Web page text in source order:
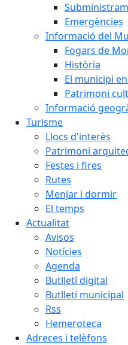
Emergències
Informació del
Fogars de
Història
El municipi
Patrimoni
Informació
Turisme
Llocs d'interès
Patrimoni
Festes i fires
Rutes
Menjar i dormir
El temps
Actualitat
Avisos
Notícies
Agenda
Butlletí digital
Butlletí municipal
Rss
Hemeroteca
Adreces i telèfons